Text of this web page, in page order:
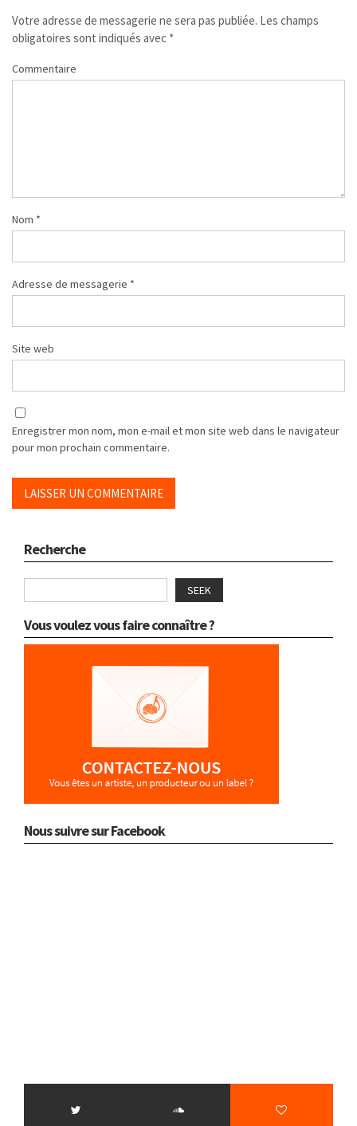
Votre adresse de messagerie ne sera pas publiée. Les champs
obligatoires sont indiqués avec *
Commentaire
Nom *
Adresse de messagerie *
Site web
Enregistrer mon nom, mon e-mail et mon site web dans le navigateur
pour mon prochain commentaire.
Recherche
SEEK
Vous voulez vous faire connaître ?
Nous suivre sur Facebook